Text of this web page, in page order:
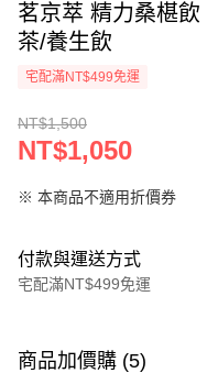
茗京萃 精力桑椹飲
茶/養生飲
宅配滿NT$499免運
NT$1,500
NT$1,050
※ 本商品不適用折價券
付款與運送方式
宅配滿NT$499免運
信用卡一次付款
商品加價購 (5)